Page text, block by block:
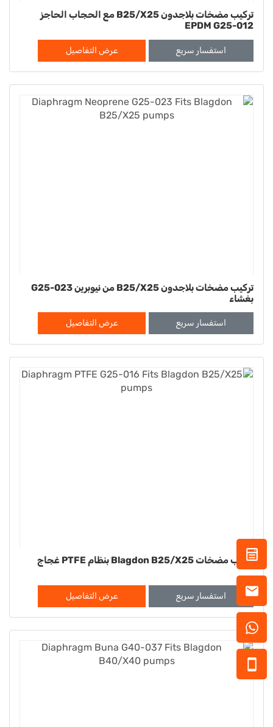
تركيب مضخات بلاجدون B25/X25 مع الحجاب الحاجز
EPDM G25-012
استفسار سريع عرض التفاصيل
تركيب مضخات بلاجدون B25/X25 من نيوبرين G25-023
بغشاء
استفسار سريع عرض التفاصيل
تركيب مضخات Blagdon B25/X25 بنظام PTFE غجاج
استفسار سريع عرض التفاصيل